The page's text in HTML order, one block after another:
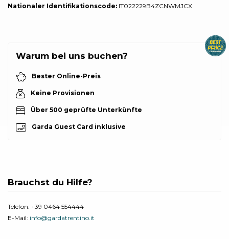
Nationaler Identifikationscode: IT022229B4ZCNWMJCX
Warum bei uns buchen?
Bester Online-Preis
Keine Provisionen
Über 500 geprüfte Unterkünfte
Garda Guest Card inklusive
Brauchst du Hilfe?
Telefon: +39 0464 554444
E-Mail: info@gardatrentino.it